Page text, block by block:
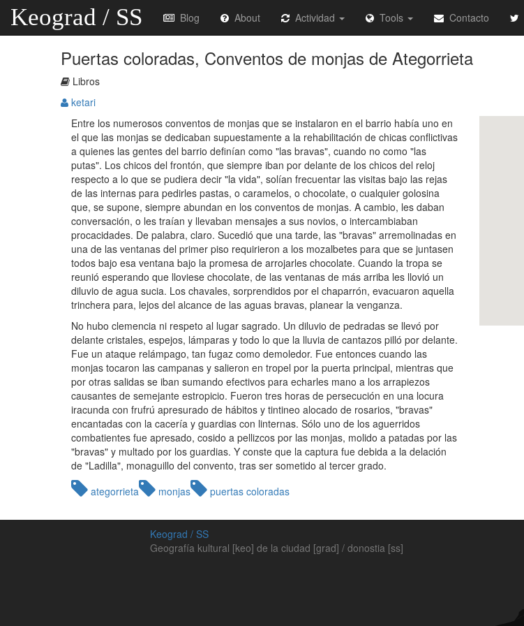
Keograd / SS Blog About Actividad Tools Contacto
Puertas coloradas, Conventos de monjas de Ategorrieta
Libros
ketari
Entre los numerosos conventos de monjas que se instalaron en el barrio había uno en
el que las monjas se dedicaban supuestamente a la rehabilitación de chicas conflictivas
a quienes las gentes del barrio definían como "las bravas", cuando no como "las
putas". Los chicos del frontón, que siempre iban por delante de los chicos del reloj
respecto a lo que se pudiera decir "la vida", solían frecuentar las visitas bajo las rejas
de las internas para pedirles pastas, o caramelos, o chocolate, o cualquier golosina
que, se supone, siempre abundan en los conventos de monjas. A cambio, les daban
conversación, o les traían y llevaban mensajes a sus novios, o intercambiaban
procacidades. De palabra, claro. Sucedió que una tarde, las "bravas" arremolinadas en
una de las ventanas del primer piso requirieron a los mozalbetes para que se juntasen
todos bajo esa ventana bajo la promesa de arrojarles chocolate. Cuando la tropa se
reunió esperando que lloviese chocolate, de las ventanas de más arriba les llovió un
diluvio de agua sucia. Los chavales, sorprendidos por el chaparrón, evacuaron aquella
trinchera para, lejos del alcance de las aguas bravas, planear la venganza.
No hubo clemencia ni respeto al lugar sagrado. Un diluvio de pedradas se llevó por
delante cristales, espejos, lámparas y todo lo que la lluvia de cantazos pilló por delante.
Fue un ataque relámpago, tan fugaz como demoledor. Fue entonces cuando las
monjas tocaron las campanas y salieron en tropel por la puerta principal, mientras que
por otras salidas se iban sumando efectivos para echarles mano a los arrapiezos
causantes de semejante estropicio. Fueron tres horas de persecución en una locura
iracunda con frufrú apresurado de hábitos y tintineo alocado de rosarios, "bravas"
encantadas con la cacería y guardias con linternas. Sólo uno de los aguerridos
combatientes fue apresado, cosido a pellizcos por las monjas, molido a patadas por las
"bravas" y multado por los guardias. Y conste que la captura fue debida a la delación
de "Ladilla", monaguillo del convento, tras ser sometido al tercer grado.
ategorrieta
monjas puertas coloradas
Keograd / SS
Geografía kultural [keo] de la ciudad [grad] / donostia [ss]